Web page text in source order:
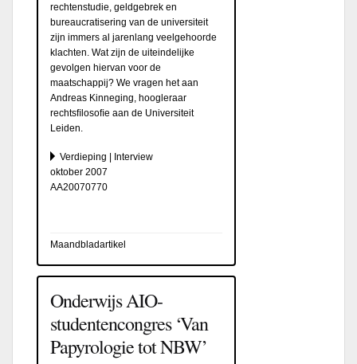
rechtenstudie, geldgebrek en
bureaucratisering van de universiteit
zijn immers al jarenlang veelgehoorde
klachten. Wat zijn de uiteindelijke
gevolgen hiervan voor de
maatschappij? We vragen het aan
Andreas Kinneging, hoogleraar
rechtsﬁlosoﬁe aan de Universiteit
Leiden.
Verdieping | Interview
oktober 2007
AA20070770
Maandbladartikel
Onderwijs AIO-
studentencongres ‘Van
Papyrologie tot NBW’